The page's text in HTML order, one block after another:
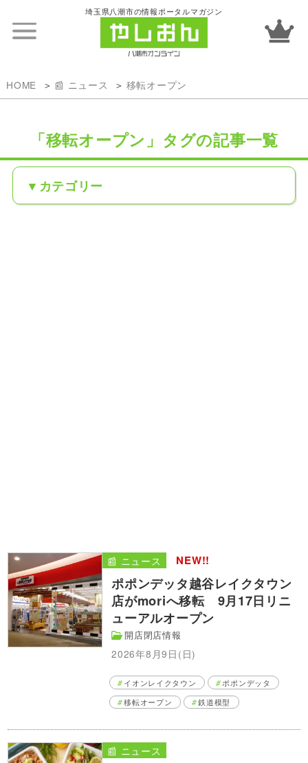
埼玉県八潮市の情報ポータルマガジン
HOME 📰 ニュース 移転オープン
「移転オープン」タグの記事一覧
カテゴリー
ポポンデッタ越谷レイクタウン
店がmoriへ移転 9月17日リニ
ューアルオープン
開店閉店情報
2026年8月9日(日)
📰 ニュース NEW!!
イオンレイクタウン
ポポンデッタ
移転オープン
鉄道模型
📰 ニュース